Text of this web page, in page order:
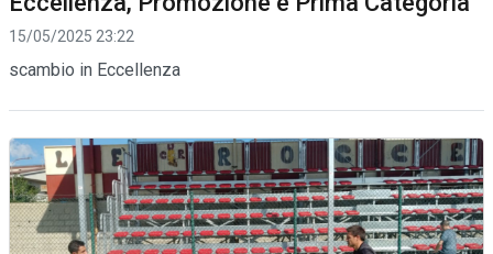
15/05/2025 23:22
scambio in Eccellenza